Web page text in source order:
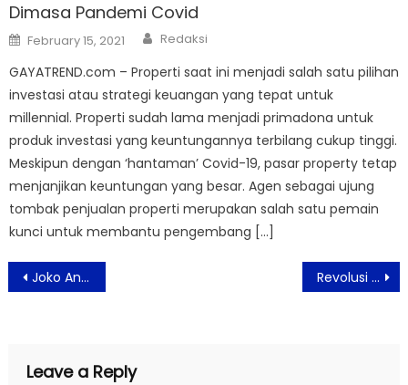
Dimasa Pandemi Covid
Posted
on
February 15, 2021 Author
Redaksi
GAYATREND.com – Properti saat ini menjadi salah satu pilihan
investasi atau strategi keuangan yang tepat untuk
millennial. Properti sudah lama menjadi primadona untuk
produk investasi yang keuntungannya terbilang cukup tinggi.
Meskipun dengan ‘hantaman’ Covid-19, pasar property tetap
menjanjikan keuntungan yang besar. Agen sebagai ujung
tombak penjualan properti merupakan salah satu pemain
kunci untuk membantu pengembang […]
Post
navigation
Joko Anwar Ajak 6 Ilustrator Indonesia Berskala Dunia untuk Berkolaborasi di Film Ghost in the Cell Revolusi Biostimulasi: InstaBeauty Center Hadirkan Ellansé untuk Restorasi Kolagen Alami dengan Ketahanan Hingga 4 Tahun
Leave a Reply